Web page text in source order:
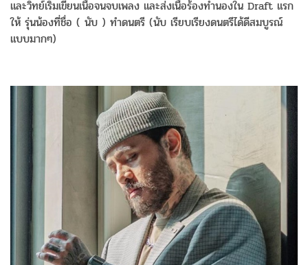
และวิทย์เริ่มเขียนเนื้อจนจบเพลง และส่งเนื้อร้องทํานองใน Draft แรก
ให้ รุ่นน้องที่ชื่อ ( นับ ) ทําดนตรี (นับ เรียบเรียงดนตรีได้ดีสมบูรณ์
แบบมากๆ)